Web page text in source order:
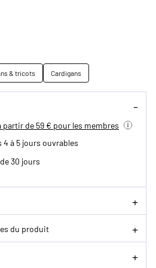
& tricots Cardigans
de 59 € pour les membres
à 5 jours ouvrables
30 jours
du produit